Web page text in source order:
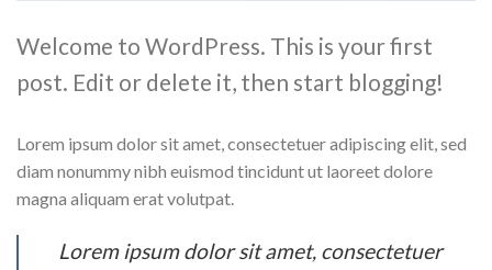
Welcome to WordPress. This is your first
post. Edit or delete it, then start blogging!
Lorem ipsum dolor sit amet, consectetuer adipiscing elit, sed
diam nonummy nibh euismod tincidunt ut laoreet dolore
magna aliquam erat volutpat.
Lorem ipsum dolor sit amet, consectetuer